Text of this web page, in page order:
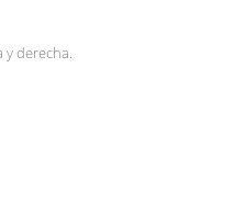
y derecha.